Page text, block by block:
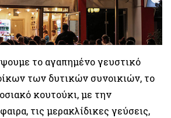
το αγαπημένο γευστικό
των δυτικών συνοικιών, το
κουτούκι, με την
τις μερακλίδικες γεύσεις,